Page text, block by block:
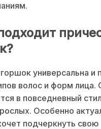
универсальна и
волос и форм лица.
в повседневный
Особенно
подчеркнуть свою